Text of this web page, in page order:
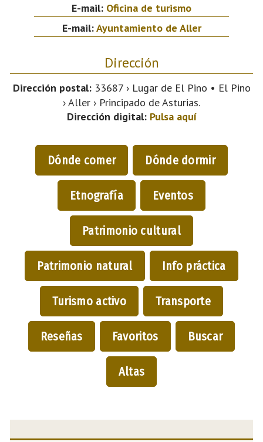
E-mail: Oficina de turismo
E-mail:Ayuntamiento de Aller
Dirección
Dirección postal:33687 › Lugar de El Pino • El Pino
› Aller › Principado de Asturias.
Dirección digital: Pulsa aquí
Dónde comer Dónde dormir
Etnografía Eventos
Patrimonio cultural
Patrimonio natural Info práctica
Turismo activo Transporte
Reseñas Favoritos Buscar
Altas